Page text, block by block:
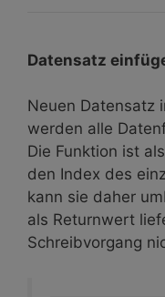
Datensatz
Neuen Datensatz
werden alle
Die Funktion ist
den Index des
kann sie daher
als Returnwert
Schreibvorgang